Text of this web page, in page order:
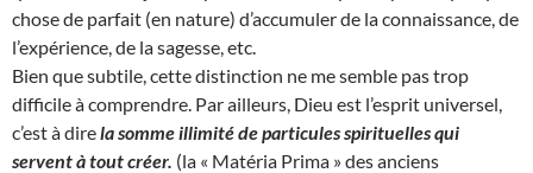
chose de parfait (en nature) d’accumuler de la connaissance, de
l’expérience, de la sagesse, etc.
Bien que subtile, cette distinction ne me semble pas trop
difficile à comprendre. Par ailleurs, Dieu est l’esprit universel,
c’est à direla somme illimité de particules spirituelles qui
servent à tout créer. (la « Matéria Prima » des anciens